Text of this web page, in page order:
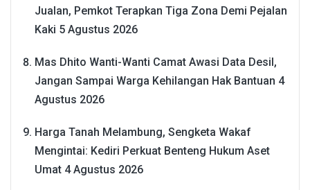
Jualan, Pemkot Terapkan Tiga Zona Demi Pejalan
Kaki 5 Agustus 2026
Mas Dhito Wanti-Wanti Camat Awasi Data Desil,
Jangan Sampai Warga Kehilangan Hak Bantuan 4
Agustus 2026
Harga Tanah Melambung, Sengketa Wakaf
Mengintai: Kediri Perkuat Benteng Hukum Aset
Umat 4 Agustus 2026